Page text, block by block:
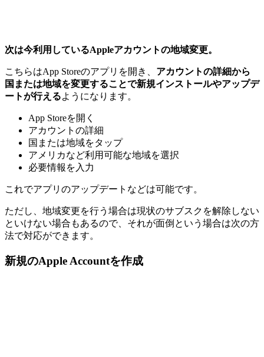
次は今利用しているAppleアカウントの地域変更。
こちらはApp Storeのアプリを開き、 アカウントの詳細から
国または地域を変更することで新規インストールやアップデ
ートが行えるようになります。
App Storeを開く
アカウントの詳細
国または地域をタップ
アメリカなど利用可能な地域を選択
必要情報を入力
これでアプリのアップデートなどは可能です。
ただし、 地域変更を行う場合は現状のサブスクを解除しない
といけない場合もあるので、それが面倒という場合は次の方
法で対応ができます。
新規のApple Accountを作成